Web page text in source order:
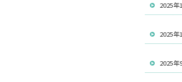
2025年
2025年
2025年